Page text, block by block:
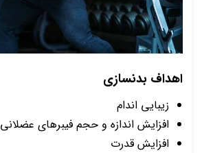
اهداف بدنسازی
زیبایی اندام
افزایش اندازه و حجم فیبرهای عضلانی
افزایش قدرت